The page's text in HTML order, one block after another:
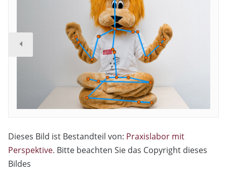
Dieses Bild ist Bestandteil von: Praxislabor mit
Perspektive. Bitte beachten Sie das Copyright dieses
Bildes